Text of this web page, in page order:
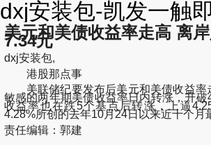
dxj安装包-凯发一触
美元和美债收益率走高 离
7.34元
dxj安装包,
港股那点事
美联储纪要发布后美元和美债收益率
敏感的两年期美债收益率日内转涨，升
收益率也在跌5个基点后转涨，上逼
4.28%所创的去年10月24日以来近十个月
责任编辑：郭建